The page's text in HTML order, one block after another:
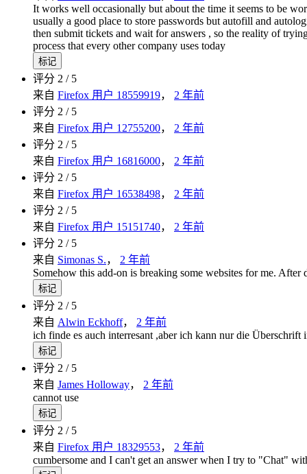
It works well occasionally but about the time it seems to be
usually a good place to store passwords but autofill and
then submit tickets and wait for answers , so the reality of
process that every other company uses today
标记
评分 2 / 5
来自 Firefox 用户 18559919， 2 年前
评分 2 / 5
来自 Firefox 用户 12755200， 2 年前
评分 2 / 5
来自 Firefox 用户 16816000， 2 年前
评分 2 / 5
来自 Firefox 用户 16538498， 2 年前
评分 2 / 5
来自 Firefox 用户 15151740， 2 年前
评分 2 / 5
来自 Simonas S.， 2 年前
Somehow this add-on is breaking some websites for me. After
标记
评分 2 / 5
来自 Alwin Eckhoff， 2 年前
ich finde es auch interresant ,aber ich kann nur die Überschrift
标记
评分 2 / 5
来自 James Holloway， 2 年前
cannot use
标记
评分 2 / 5
来自 Firefox 用户 18329553， 2 年前
cumbersome and I can't get an answer when I try to "Chat"